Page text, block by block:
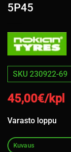
5P45
SKU 230922-69
45,00€/kpl
Varasto loppu
Kuvaus